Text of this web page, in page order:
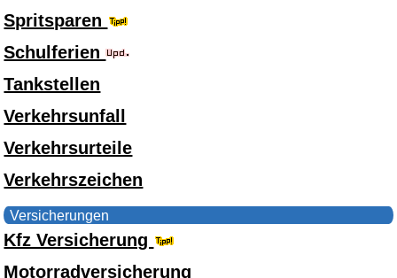
Spritsparen
Schulferien
Tankstellen
Verkehrsunfall
Verkehrsurteile
Verkehrszeichen
Versicherungen
Kfz Versicherung
Motorradversicherung